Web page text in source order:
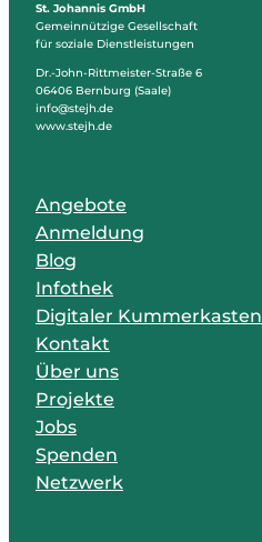
St. Johannis GmbH
Gemeinnützige Gesellschaft
für soziale Dienstleistungen
Dr.-John-Rittmeister-Straße 6
06406 Bernburg (Saale)
info@stejh.de
www.stejh.de
Angebote
Anmeldung
Blog
Infothek
Digitaler Kummerkasten
Kontakt
Über uns
Projekte
Jobs
Spenden
Netzwerk